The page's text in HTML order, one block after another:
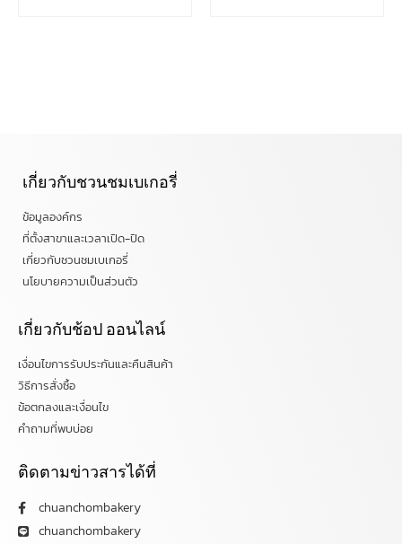
เกี่ยวกับชวนชมเบเกอรี่
ข้อมูลองค์กร
ที่ตั้งสาขาและเวลาเปิด-ปิด
เกี่ยวกับชวนชมเบเกอรี่
นโยบายความเป็นส่วนตัว
เกี่ยวกับช้อป ออนไลน์
เงื่อนไขการรับประกันและคืนสินค้า
วิธีการสั่งซื้อ
ข้อตกลงและเงื่อนไข
คำถามที่พบบ่อย
ติดตามข่าวสารได้ที่
chuanchombakery
chuanchombakery